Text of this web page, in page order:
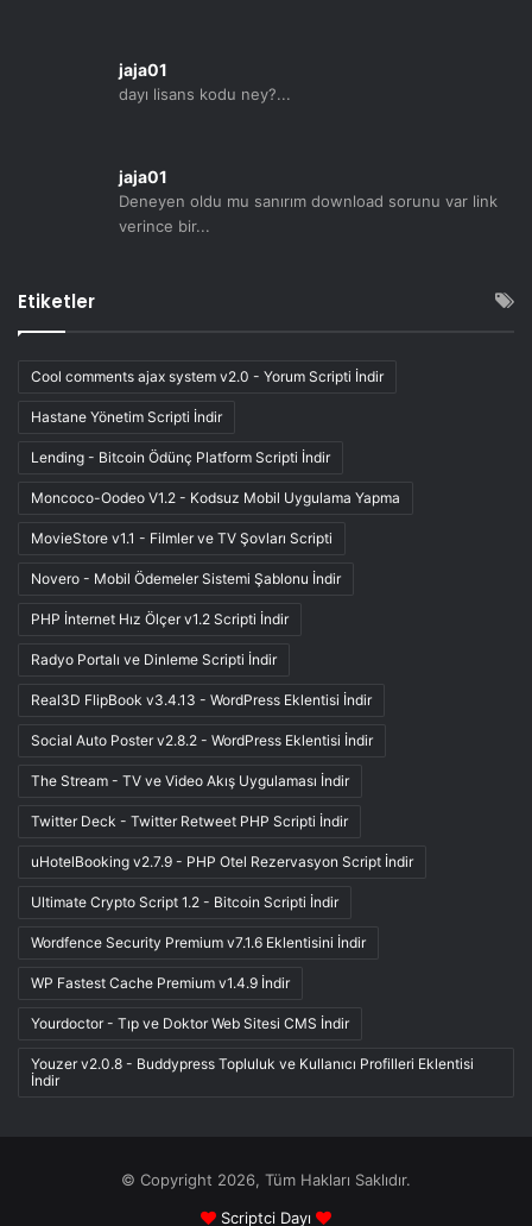
jaja01
dayı lisans kodu ney?...
jaja01
Deneyen oldu mu sanırım download sorunu var link
verince bir...
Etiketler
Cool comments ajax system v2.0 - Yorum Scripti İndir
Hastane Yönetim Scripti İndir
Lending - Bitcoin Ödünç Platform Scripti İndir
Moncoco-Oodeo V1.2 - Kodsuz Mobil Uygulama Yapma
MovieStore v1.1 - Filmler ve TV Şovları Scripti
Novero - Mobil Ödemeler Sistemi Şablonu İndir
PHP İnternet Hız Ölçer v1.2 Scripti İndir
Radyo Portalı ve Dinleme Scripti İndir
Real3D FlipBook v3.4.13 - WordPress Eklentisi İndir
Social Auto Poster v2.8.2 - WordPress Eklentisi İndir
The Stream - TV ve Video Akış Uygulaması İndir
Twitter Deck - Twitter Retweet PHP Scripti İndir
uHotelBooking v2.7.9 - PHP Otel Rezervasyon Script İndir
Ultimate Crypto Script 1.2 - Bitcoin Scripti İndir
Wordfence Security Premium v7.1.6 Eklentisini İndir
WP Fastest Cache Premium v1.4.9 İndir
Yourdoctor - Tıp ve Doktor Web Sitesi CMS İndir
Youzer v2.0.8 - Buddypress Topluluk ve Kullanıcı Profilleri Eklentisi
İndir
© Copyright 2026, Tüm Hakları Saklıdır.
Scriptci Dayı